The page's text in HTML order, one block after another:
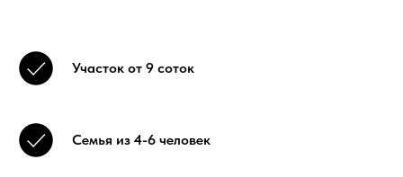
Участок от 9 соток
Семья из 4-6 человек